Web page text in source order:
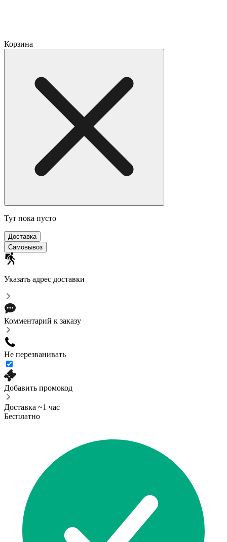
Корзина
Тут пока пусто
Доставка
Самовывоз
Указать адрес доставки
Комментарий к заказу
Не перезванивать
Добавить промокод
Доставка ~1 час
Бесплатно